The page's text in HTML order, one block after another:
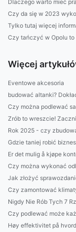
Dlaczego warto mieć
Czy da się w 2023
Tylko tutaj więcej
Czy tańczyć w Opolu
Więcej
Eventowe akcesoria
budować altanki?
Czy można podlewać
Zrób to wreszcie!
Rok 2025 - czy
Gdzie taniej robić
Er det mulig å kjøpe
Czy można wykonać
Jak złożyć
Czy zamontować
Nigdy Nie Rób Tych 7
Czy podlewać może
Høy effektivitet på